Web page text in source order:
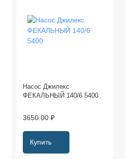
Насос Джилекс
ФЕКАЛЬНЫЙ 140/6 5400
3650.00 ₽
Купить